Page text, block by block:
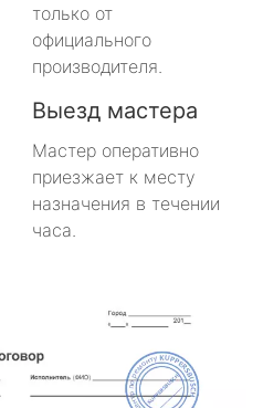
только от
официального
производителя.
Выезд мастера
Мастер оперативно
приезжает к месту
назначения в течении
часа.